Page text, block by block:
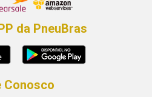
da PneuBras
Conosco